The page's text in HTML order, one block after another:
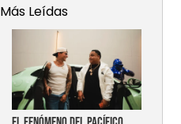
Más Leídas